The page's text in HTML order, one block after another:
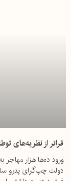
فراتر از نظریه‌های
ورود ده‌ها هزار مهاجر
دولت چپ‌گرای پدرو